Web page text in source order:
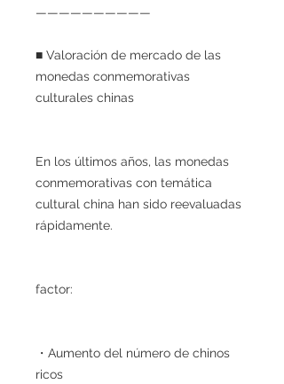
——————————
■ Valoración de mercado de las
monedas conmemorativas
culturales chinas
En los últimos años, las monedas
conmemorativas con temática
cultural china han sido reevaluadas
rápidamente.
factor:
・Aumento del número de chinos
ricos